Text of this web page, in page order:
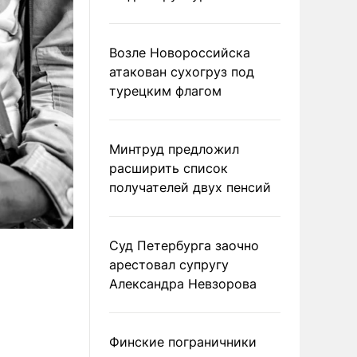
Возле Новороссийска
атакован сухогруз под
турецким флагом
Минтруд предложил
расширить список
получателей двух пенсий
Суд Петербурга заочно
арестовал супругу
Александра Невзорова
Финские пограничники